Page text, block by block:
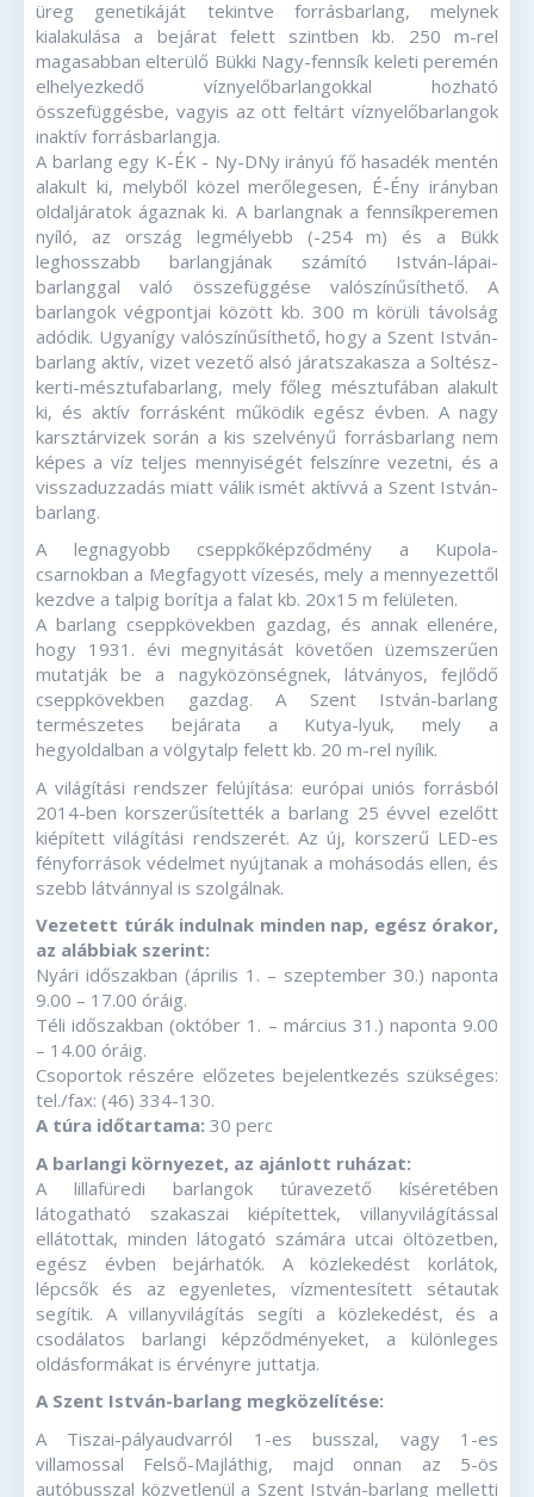
üreg genetikáját tekintve forrásbarlang, melynek
kialakulása a bejárat felett szintben kb. 250 m-rel
magasabban elterülő Bükki Nagy-fennsík keleti peremén
elhelyezkedő víznyelőbarlangokkal hozható
összefüggésbe, vagyis az ott feltárt víznyelőbarlangok
inaktív forrásbarlangja.
A barlang egy K-ÉK - Ny-DNy irányú fő hasadék mentén
alakult ki, melyből közel merőlegesen, É-Ény irányban
oldaljáratok ágaznak ki. A barlangnak a fennsíkperemen
nyíló, az ország legmélyebb (-254 m) és a Bükk
leghosszabb barlangjának számító István-lápai-
barlanggal való összefüggése valószínűsíthető. A
barlangok végpontjai között kb. 300 m körüli távolság
adódik. Ugyanígy valószínűsíthető, hogy a Szent István-
barlang aktív, vizet vezető alsó járatszakasza a Soltész-
kerti-mésztufabarlang, mely főleg mésztufában alakult
ki, és aktív forrásként működik egész évben. A nagy
karsztárvizek során a kis szelvényű forrásbarlang nem
képes a víz teljes mennyiségét felszínre vezetni, és a
visszaduzzadás miatt válik ismét aktívvá a Szent István-
barlang.
A legnagyobb cseppkőképződmény a Kupola-
csarnokban a Megfagyott vízesés, mely a mennyezettől
kezdve a talpig borítja a falat kb. 20x15 m felületen.
A barlang cseppkövekben gazdag, és annak ellenére,
hogy 1931. évi megnyitását követően üzemszerűen
mutatják be a nagyközönségnek, látványos, fejlődő
cseppkövekben gazdag. A Szent István-barlang
természetes bejárata a Kutya-lyuk, mely a
hegyoldalban a völgytalp felett kb. 20 m-rel nyílik.
A világítási rendszer felújítása: európai uniós forrásból
2014-ben korszerűsítették a barlang 25 évvel ezelőtt
kiépített világítási rendszerét. Az új, korszerű LED-es
fényforrások védelmet nyújtanak a mohásodás ellen, és
szebb látvánnyal is szolgálnak.
Vezetett túrák indulnak minden nap, egész órakor,
az alábbiak szerint:
Nyári időszakban (április 1. – szeptember 30.) naponta
9.00 – 17.00 óráig.
Téli időszakban (október 1. – március 31.) naponta 9.00
– 14.00 óráig.
Csoportok részére előzetes bejelentkezés szükséges:
tel./fax: (46) 334-130.
A túra időtartama: 30 perc
A barlangi környezet, az ajánlott ruházat:
A lillafüredi barlangok túravezető kíséretében
látogatható szakaszai kiépítettek, villanyvilágítással
ellátottak, minden látogató számára utcai öltözetben,
egész évben bejárhatók. A közlekedést korlátok,
lépcsők és az egyenletes, vízmentesített sétautak
segítik. A villanyvilágítás segíti a közlekedést, és a
csodálatos barlangi képződményeket, a különleges
oldásformákat is érvényre juttatja.
A Szent István-barlang megközelítése:
A Tiszai-pályaudvarról 1-es busszal, vagy 1-es
villamossal Felső-Majláthig, majd onnan az 5-ös
autóbusszal közvetlenül a Szent István-barlang melletti